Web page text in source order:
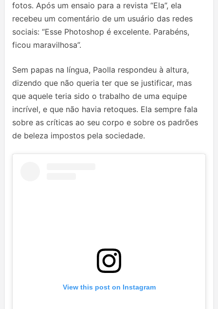
fotos. Após um ensaio para a revista “Ela”, ela
recebeu um comentário de um usuário das redes
sociais: “Esse Photoshop é excelente. Parabéns,
ficou maravilhosa”.
Sem papas na língua, Paolla respondeu à altura,
dizendo que não queria ter que se justificar, mas
que aquele teria sido o trabalho de uma equipe
incrível, e que não havia retoques. Ela sempre fala
sobre as críticas ao seu corpo e sobre os padrões
de beleza impostos pela sociedade.
View this post on Instagram